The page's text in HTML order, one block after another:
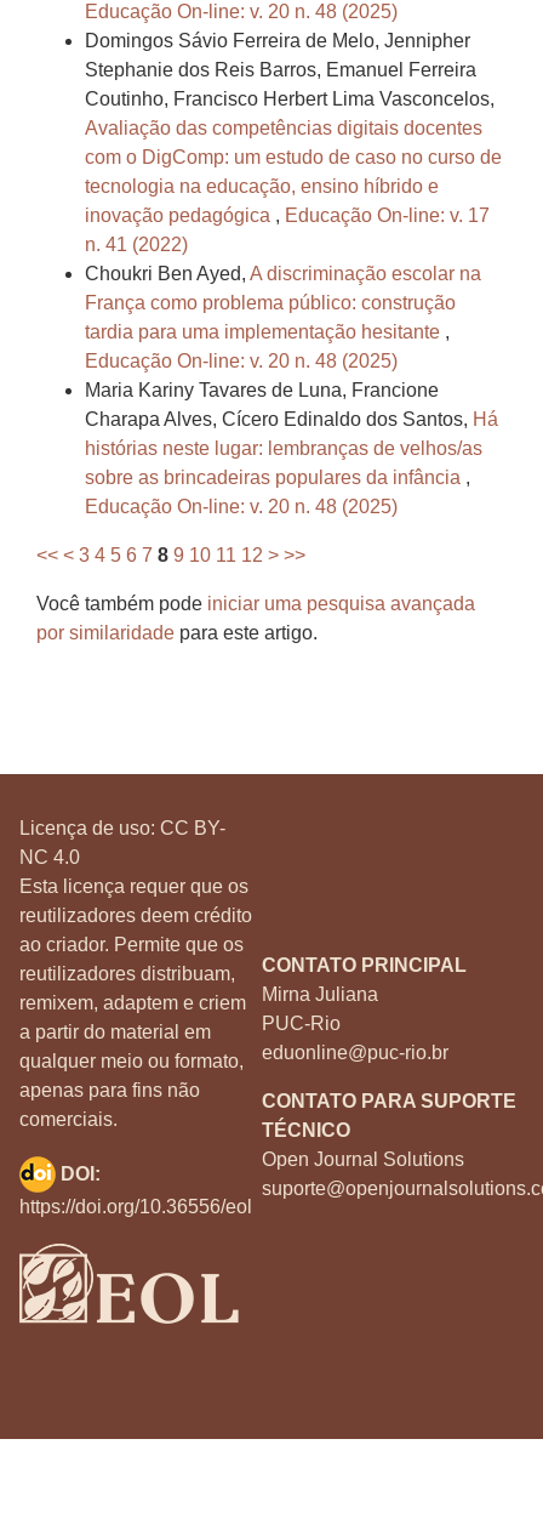
Educação On-line: v. 20 n. 48 (2025)
Domingos Sávio Ferreira de Melo, Jennipher
Stephanie dos Reis Barros, Emanuel Ferreira
Coutinho, Francisco Herbert Lima Vasconcelos,
Avaliação das competências digitais docentes
com o DigComp: um estudo de caso no curso de
tecnologia na educação, ensino híbrido e
inovação pedagógica , Educação On-line: v. 17
n. 41 (2022)
Choukri Ben Ayed, A discriminação escolar na
França como problema público: construção
tardia para uma implementação hesitante ,
Educação On-line: v. 20 n. 48 (2025)
Maria Kariny Tavares de Luna, Francione
Charapa Alves, Cícero Edinaldo dos Santos, Há
histórias neste lugar: lembranças de velhos/as
sobre as brincadeiras populares da infância ,
Educação On-line: v. 20 n. 48 (2025)
<< < 3 4 5 6 7 8 9 10 11 12 > >>
Você também pode iniciar uma pesquisa avançada
por similaridade para este artigo.
Licença de uso: CC BY-
NC 4.0
Esta licença requer que os
reutilizadores deem crédito
ao criador. Permite que os
reutilizadores distribuam,
remixem, adaptem e criem
a partir do material em
qualquer meio ou formato,
apenas para fins não
comerciais.
CONTATO PRINCIPAL
Mirna Juliana
PUC-Rio
eduonline@puc-rio.br
CONTATO PARA SUPORTE
TÉCNICO
Open Journal Solutions
DOI:
https://doi.org/10.36556/eol